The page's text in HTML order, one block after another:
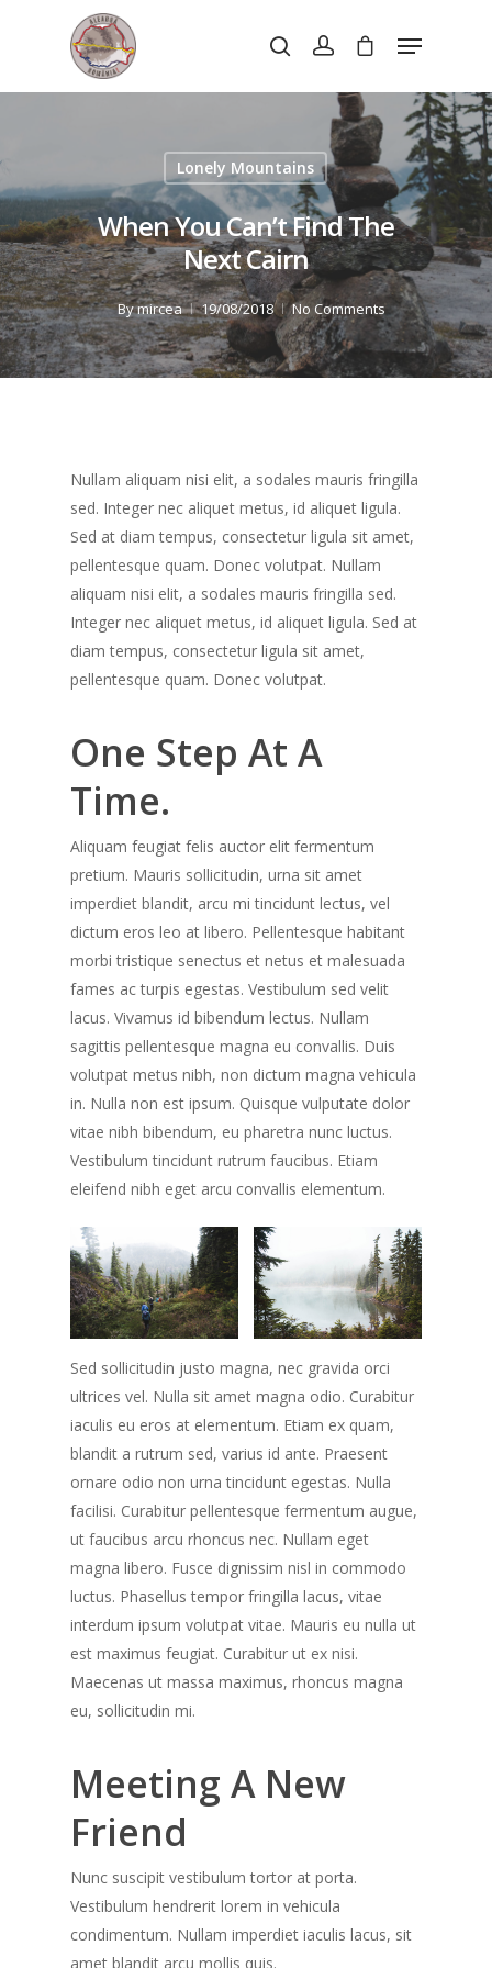
Lonely Mountains
When You Can’t Find The
Next Cairn
Bymircea 19/08/2018 No Comments
Nullam aliquam nisi elit, a sodales mauris fringilla
sed. Integer nec aliquet metus, id aliquet ligula.
Sed at diam tempus, consectetur ligula sit amet,
pellentesque quam. Donec volutpat. Nullam
aliquam nisi elit, a sodales mauris fringilla sed.
Integer nec aliquet metus, id aliquet ligula. Sed at
diam tempus, consectetur ligula sit amet,
pellentesque quam. Donec volutpat.
One Step At A
Time.
Aliquam feugiat felis auctor elit fermentum
pretium. Mauris sollicitudin, urna sit amet
imperdiet blandit, arcu mi tincidunt lectus, vel
dictum eros leo at libero. Pellentesque habitant
morbi tristique senectus et netus et malesuada
fames ac turpis egestas. Vestibulum sed velit
lacus. Vivamus id bibendum lectus. Nullam
sagittis pellentesque magna eu convallis. Duis
volutpat metus nibh, non dictum magna vehicula
in. Nulla non est ipsum. Quisque vulputate dolor
vitae nibh bibendum, eu pharetra nunc luctus.
Vestibulum tincidunt rutrum faucibus. Etiam
eleifend nibh eget arcu convallis elementum.
Sed sollicitudin justo magna, nec gravida orci
ultrices vel. Nulla sit amet magna odio. Curabitur
iaculis eu eros at elementum. Etiam ex quam,
blandit a rutrum sed, varius id ante. Praesent
ornare odio non urna tincidunt egestas. Nulla
facilisi. Curabitur pellentesque fermentum augue,
ut faucibus arcu rhoncus nec. Nullam eget
magna libero. Fusce dignissim nisl in commodo
luctus. Phasellus tempor fringilla lacus, vitae
interdum ipsum volutpat vitae. Mauris eu nulla ut
est maximus feugiat. Curabitur ut ex nisi.
Maecenas ut massa maximus, rhoncus magna
eu, sollicitudin mi.
Meeting A New
Friend
Nunc suscipit vestibulum tortor at porta.
Vestibulum hendrerit lorem in vehicula
condimentum. Nullam imperdiet iaculis lacus, sit
amet blandit arcu mollis quis.